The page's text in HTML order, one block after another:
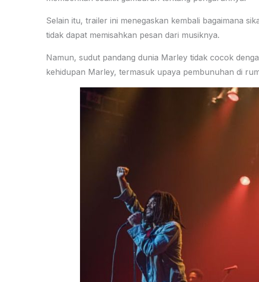
Selain itu, trailer ini menegaskan kembali bagaimana
tidak dapat memisahkan pesan dari musiknya.
Namun, sudut pandang dunia Marley tidak cocok
kehidupan Marley, termasuk upaya pembunuhan di